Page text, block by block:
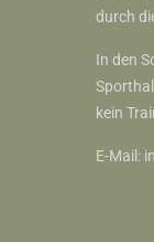
durch
In den
kein
E-Mail: